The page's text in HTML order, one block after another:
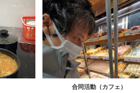
合同活動（カフェ）